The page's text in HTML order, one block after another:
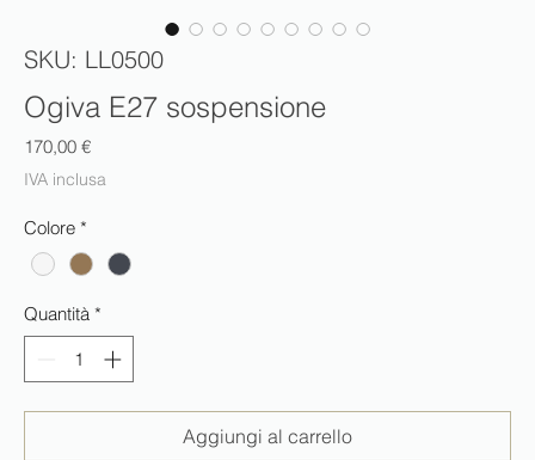
SKU: LL0500
Ogiva E27 sospensione
170,00 €Prezzo
IVA inclusa
Colore *
Quantità *
Aggiungi al carrello